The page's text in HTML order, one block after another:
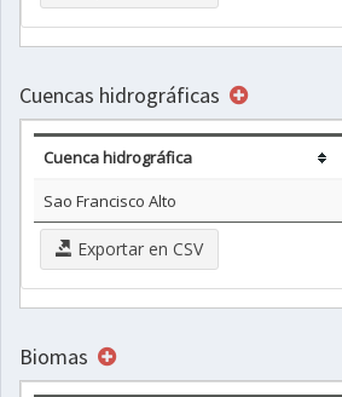
Cuencas hidrográficas
Cuenca hidrográfica
Sao Francisco Alto
Exportar en CSV
Biomas